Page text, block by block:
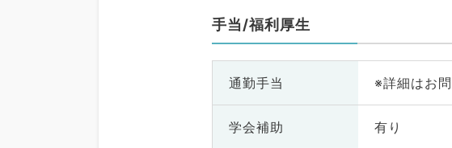
手当/福利厚生
通勤手当 ※詳細はお
学会補助 有り